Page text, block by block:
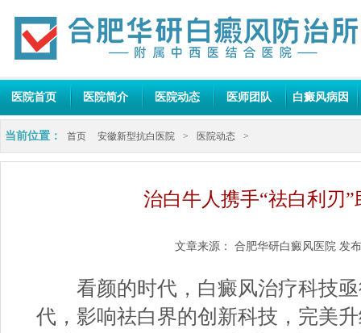
医院首页 医院简介 医院动态 医师团队 白癜风病因
当前位置： 首页 安徽新型抗白医院 > 医院动态 >
治白牛人携手“祛白利刃”
文章来源： 合肥华研白癜风医院 发
看颜的时代，白癜风治疗科技亟
代，影响祛白界的创新科技，完美